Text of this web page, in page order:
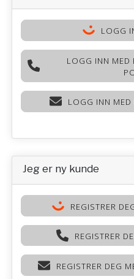
LOGG
LOGG INN MED
LOGG INN
Jeg er ny kunde
REGISTRER
REGISTRER
REGISTRER DEG